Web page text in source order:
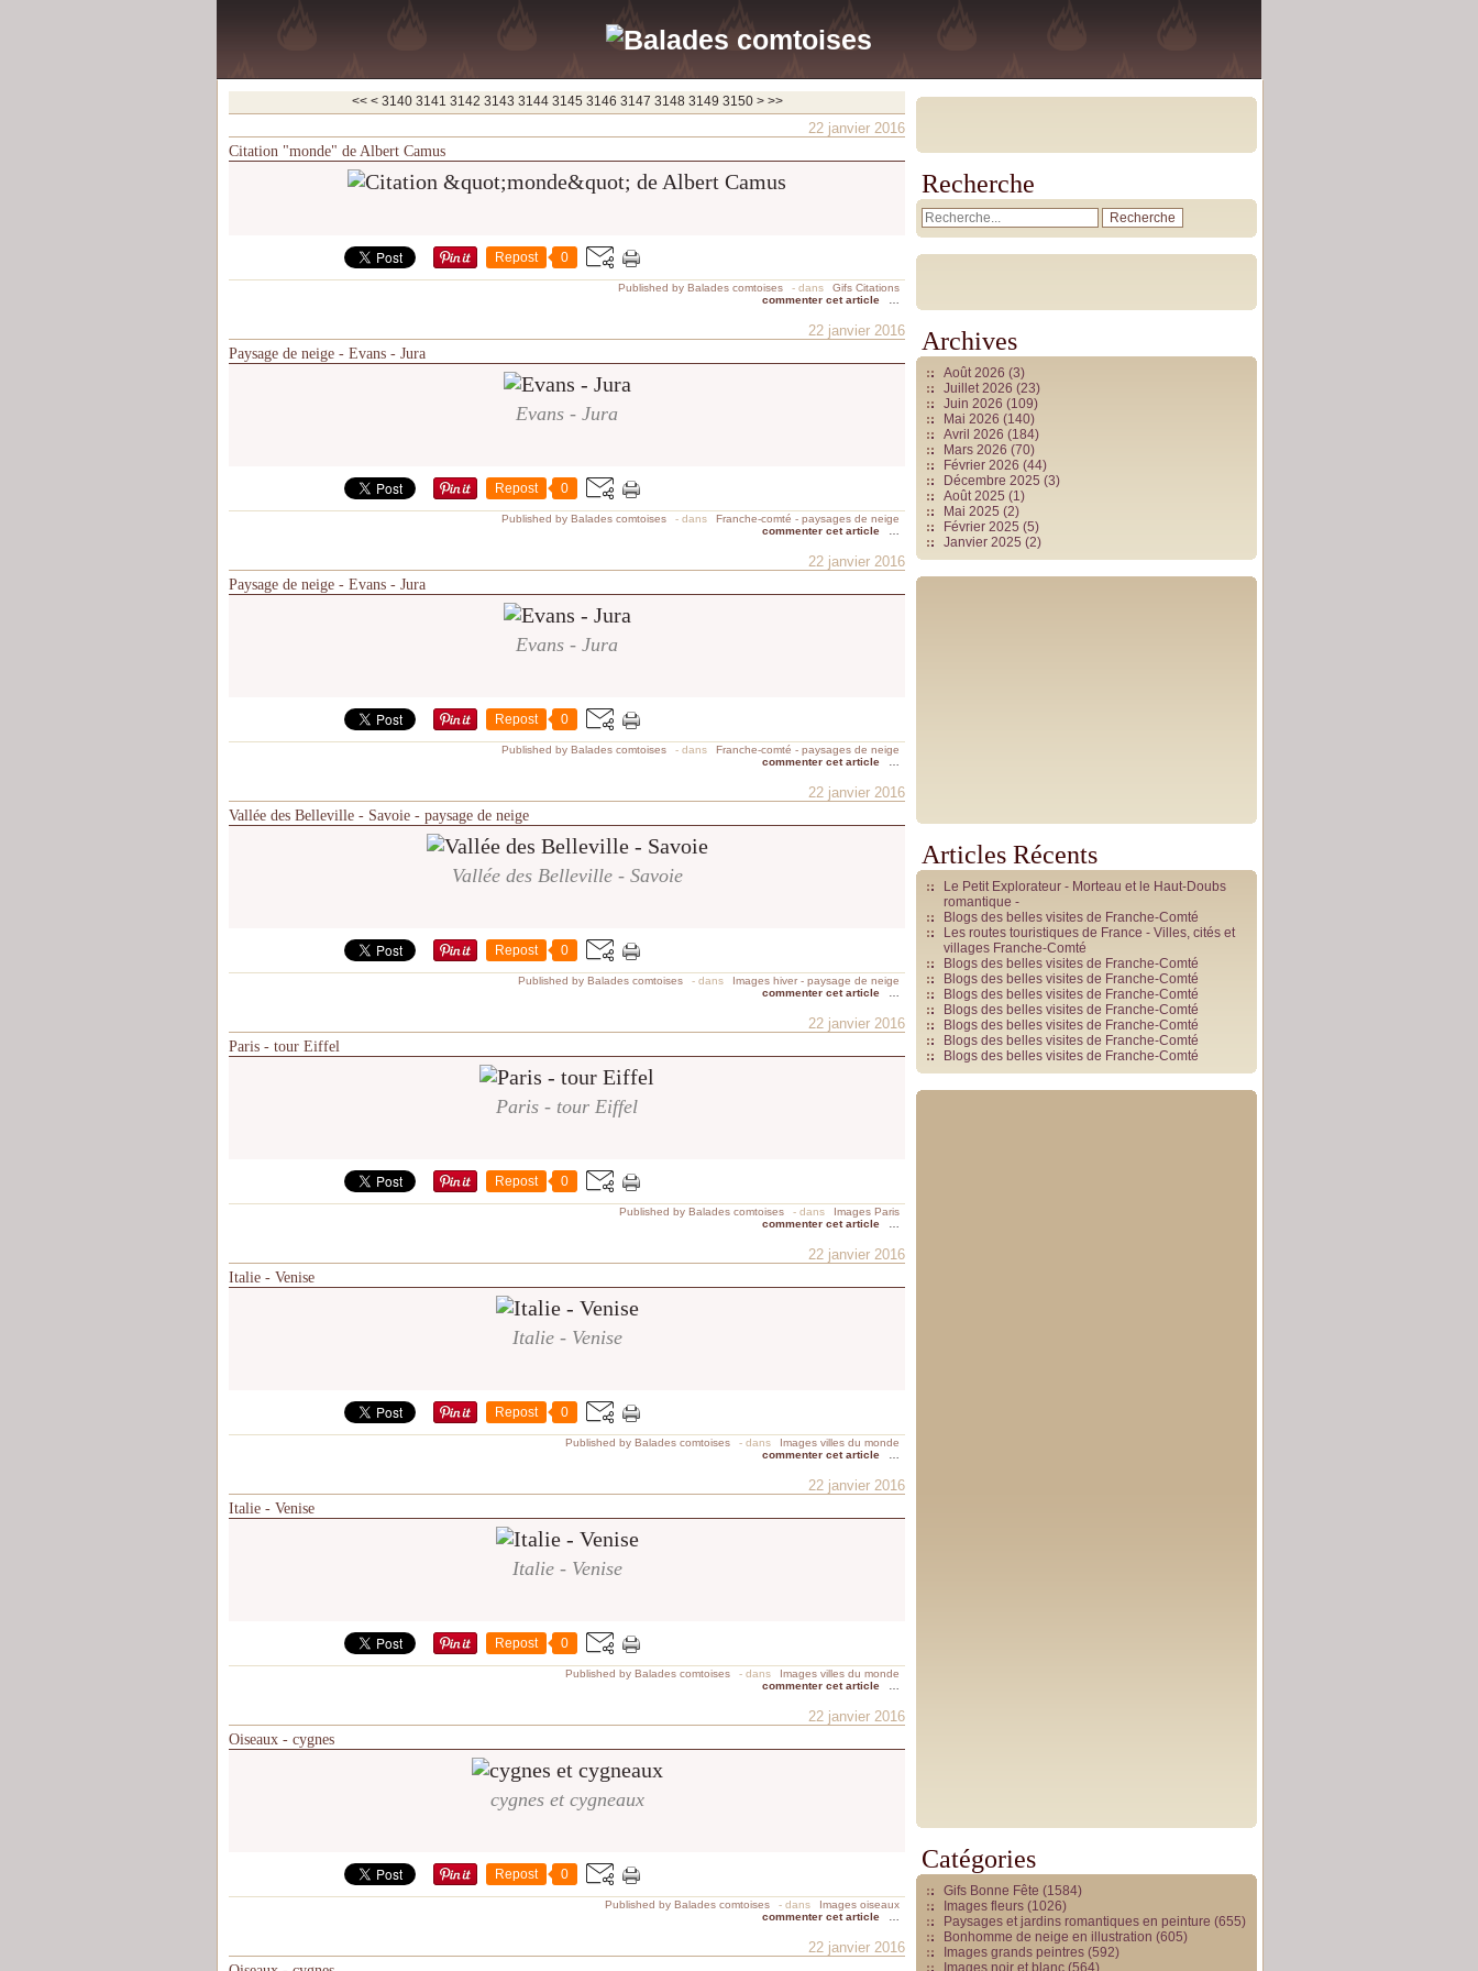
<< < 3100
3110
3120
3130
3140 3141 3142 3143 3144 3145 3146 3147 3148 3149 3150 3160
3170
3180
3190
3200
3300
3400
3500
3600
3700
> >>
22 janvier 2016
Citation "monde" de Albert Camus
Repost 0
Published by Balades comtoises - dans
Gifs Citations
commenter cet article
22 janvier 2016
Paysage de neige - Evans - Jura
Evans - Jura
Repost 0
Published by Balades comtoises - dans
Franche-comté - paysages de neige
commenter cet article
22 janvier 2016
Paysage de neige - Evans - Jura
Evans - Jura
Repost 0
Published by Balades comtoises - dans
Franche-comté - paysages de neige
commenter cet article
22 janvier 2016
Vallée des Belleville - Savoie - paysage de neige
Vallée des Belleville - Savoie
Repost 0
Published by Balades comtoises - dans
Images hiver - paysage de neige
commenter cet article
22 janvier 2016
Paris - tour Eiffel
Paris - tour Eiffel
Repost 0
Published by Balades comtoises - dans
Images Paris
commenter cet article
22 janvier 2016
Italie - Venise
Italie - Venise
Repost 0
Published by Balades comtoises - dans
Images villes du monde
commenter cet article
22 janvier 2016
Italie - Venise
Italie - Venise
Repost 0
Published by Balades comtoises - dans
Images villes du monde
commenter cet article
22 janvier 2016
Oiseaux - cygnes
cygnes et cygneaux
Repost 0
Published by Balades comtoises - dans
Images oiseaux
commenter cet article
22 janvier 2016
Recherche
Archives
Août 2026 (3)
Juillet 2026 (23)
Juin 2026 (109)
Mai 2026 (140)
Avril 2026 (184)
Mars 2026 (70)
Février 2026 (44)
Décembre 2025 (3)
Août 2025 (1)
Mai 2025 (2)
Février 2025 (5)
Janvier 2025 (2)
Articles Récents
Le Petit Explorateur - Morteau et le Haut-Doubs
romantique -
Blogs des belles visites de Franche-Comté
Les routes touristiques de France - Villes, cités et
villages Franche-Comté
Blogs des belles visites de Franche-Comté
Blogs des belles visites de Franche-Comté
Blogs des belles visites de Franche-Comté
Blogs des belles visites de Franche-Comté
Blogs des belles visites de Franche-Comté
Blogs des belles visites de Franche-Comté
Blogs des belles visites de Franche-Comté
Catégories
Gifs Bonne Fête (1584)
Images fleurs (1026)
Paysages et jardins romantiques en peinture (655)
Bonhomme de neige en illustration (605)
Images grands peintres (592)
Images noir et blanc (564)